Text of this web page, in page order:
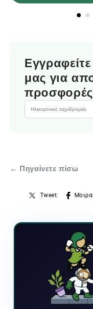
μας για
← Πηγαίνετε πίσω
Tweet